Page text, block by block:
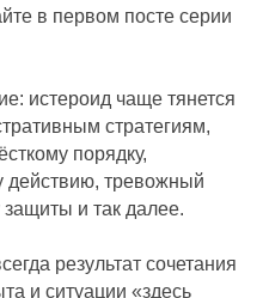
в первом посте серии
истероид чаще тянется
стратегиям,
порядку,
действию, тревожный
защиты и так далее.
результат сочетания
и ситуации «здесь